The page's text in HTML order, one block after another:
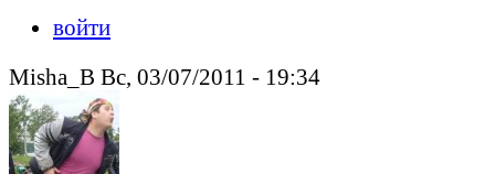
войти
Misha_B Вс, 03/07/2011 - 19:34